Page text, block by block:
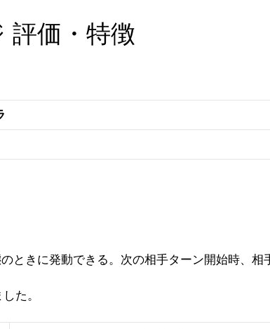
評価・特徴
ときに発動できる。次の相手ターン開始時、
た。